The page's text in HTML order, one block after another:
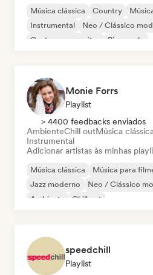
Música clássica Country
Instrumental
Neo / Clássico
Cantor-compositor
Piano solo
Monie Forrs
Playlist
> 4400 feedbacks enviados
AmbienteChill outMúsica
Instrumental
Adicionar artistas às minhas
Música clássica Música para
Jazz moderno
Neo / Clássico
Ambiente
Chill out
speedchill
Playlist